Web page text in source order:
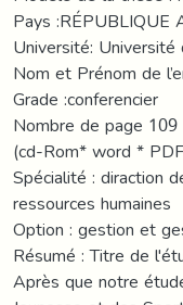
Pays :RÉPUBLIQUE
Université: Université
Nom et Prénom de
Grade :conferencier
Nombre de page 109
(cd-Rom* word *
Spécialité : diraction
ressources humaines
Option : gestion et
Résumé : Titre de
Après que notre